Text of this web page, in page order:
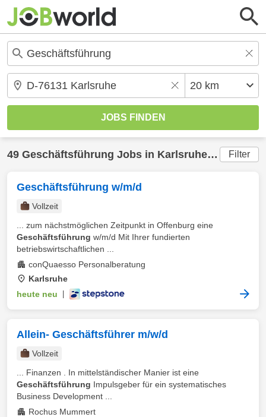
49 Geschäftsführung Jobs in Karlsruhe(20 km)
Filter
Geschäftsführung w/m/d
Vollzeit
... zum nächstmöglichen Zeitpunkt in Offenburg eine
Geschäftsführung w/m/d Mit Ihrer fundierten
betriebswirtschaftlichen ...
conQuaesso Personalberatung
Karlsruhe
heute neu
Allein- Geschäftsführer m/w/d
Vollzeit
... Finanzen . In mittelständischer Manier ist eine
Geschäftsführung Impulsgeber für ein systematisches
Business Development ...
Rochus Mummert